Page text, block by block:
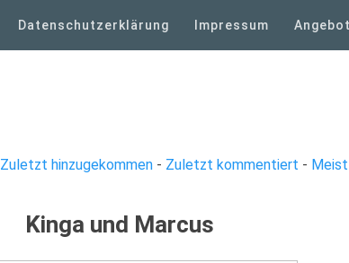
Datenschutzerklärung Impressum
Zuletzt hinzugekommen- Zuletzt kommentiert -
Kinga und Marcus